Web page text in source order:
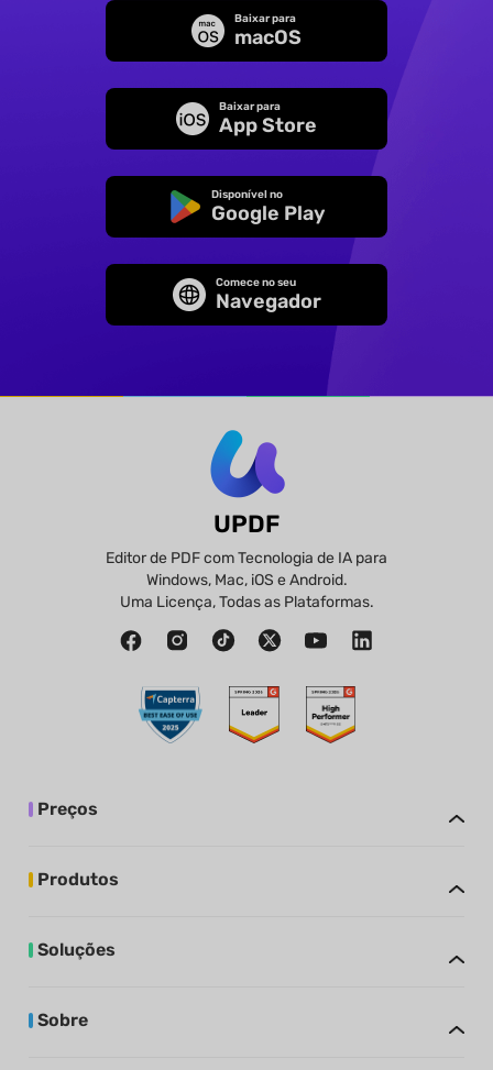
Baixar para
macOS
Baixar para
App Store
Disponível no
Google Play
Comece no seu
Navegador
UPDF
Editor de PDF com Tecnologia de IA para
Windows, Mac, iOS e Android.
Uma Licença, Todas as Plataformas.
Preços
Produtos
Soluções
Sobre